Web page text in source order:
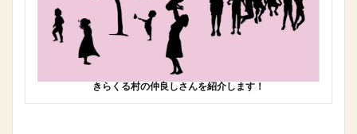
きらくる村の仲良しさんを紹介します！